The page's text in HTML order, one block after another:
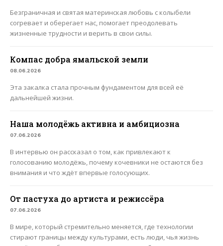
Безграничная и святая материнская любовь с колыбели
согревает и оберегает нас, помогает преодолевать
жизненные трудности и верить в свои силы.
Компас добра ямальской земли
08.06.2026
Эта закалка стала прочным фундаментом для всей её
дальнейшей жизни.
Наша молодёжь активна и амбициозна
07.06.2026
В интервью он рассказал о том, как привлекают к
голосованию молодёжь, почему кочевники не остаются без
внимания и что ждёт впервые голосующих.
От пастуха до артиста и режиссёра
07.06.2026
В мире, который стремительно меняется, где технологии
стирают границы между культурами, есть люди, чья жизнь